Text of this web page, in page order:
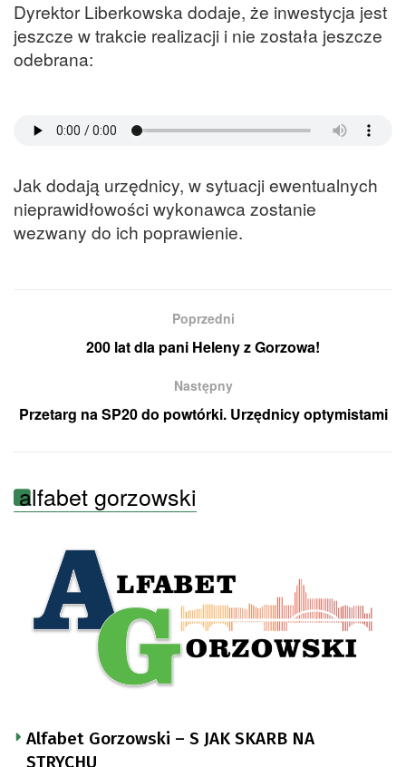
Dyrektor Liberkowska dodaje, że inwestycja jest
jeszcze w trakcie realizacji i nie została jeszcze
odebrana:
Jak dodają urzędnicy, w sytuacji ewentualnych
nieprawidłowości wykonawca zostanie
wezwany do ich poprawienie.
Poprzedni
200 lat dla pani Heleny z Gorzowa!
Następny
Przetarg na SP20 do powtórki. Urzędnicy optymistami
alfabet gorzowski
Alfabet Gorzowski – S JAK SKARB NA
STRYCHU